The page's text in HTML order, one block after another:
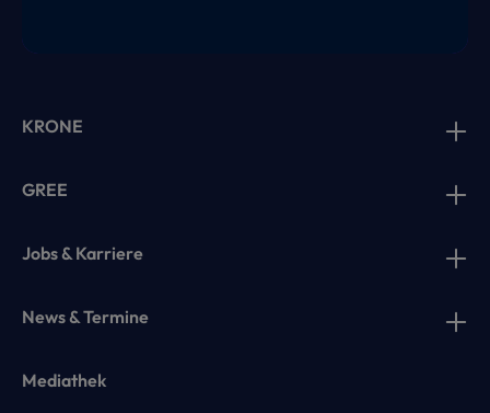
KRONE
GREE
Jobs & Karriere
News & Termine
Mediathek